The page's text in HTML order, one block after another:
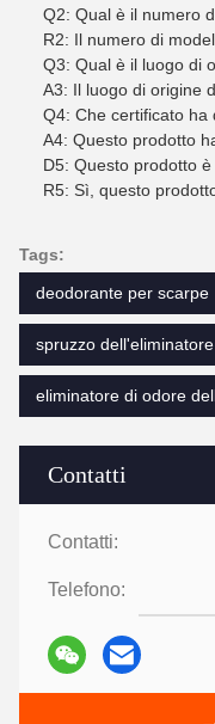
Contatti
Contatti:
Telefono:
Q2: Qual è il numero
R2: Il numero di
Q3: Qual è il luogo di
A3: Il luogo di origine
Q4: Che certificato ha
A4: Questo prodotto
D5: Questo prodotto
R5: Sì, questo
Tags:
deodorante per scarpe
spruzzo
eliminatore di odore